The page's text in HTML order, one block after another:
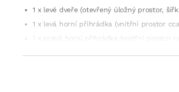
1 x levé dveře (otevřený úložný prostor,
1 x levá horní přihrádka (vnitřní prostor
1 x pravá horní přihrádka (vnitřní prostor